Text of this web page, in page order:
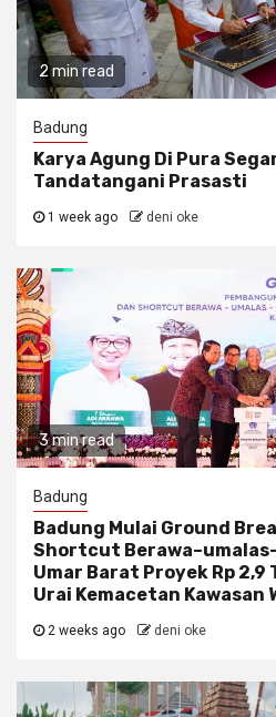
2 min read
Badung
Karya Agung Di Pura
Tandatangani Prasasti
1 week ago deni oke
3 min read
Badung
Badung Mulai Ground
Shortcut
Umar Barat Proyek Rp
Urai Kemacetan Kawasan
2 weeks ago deni oke